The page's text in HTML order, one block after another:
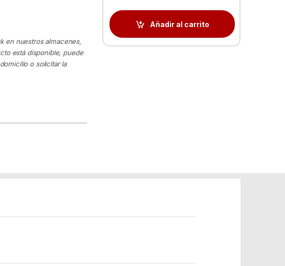
en nuestros almacenes,
está disponible, puede
o solicitar la
Añadir al carrito